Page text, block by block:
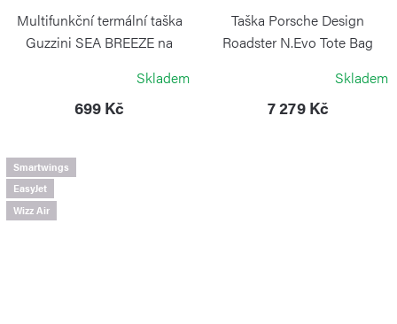
Multifunkční termální taška
Guzzini SEA BREEZE na
Skladem
699 Kč
Taška Porsche Design
Roadster N.Evo Tote Bag
PORSCHE DESIGNSkladem
7 279 Kč
Smartwings
EasyJet
Wizz Air